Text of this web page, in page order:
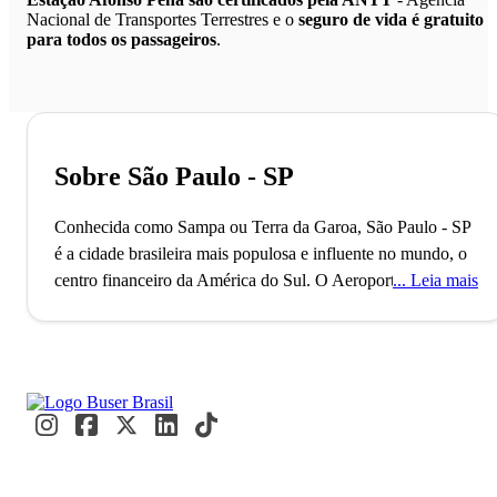
Nacional de Transportes Terrestres e o seguro de vida é gratuito
para todos os passageiros.
Sobre São Paulo - SP
Conhecida como Sampa ou Terra da Garoa, São Paulo - SP
é a cidade brasileira mais populosa e influente no mundo, o
centro financeiro da América do Sul. O Aeroporto de
eventos internacionais como a Bienal de Arte e a São Paulo
Fashion Week acontecem. Paulistanos e visitantes se
Leia mais